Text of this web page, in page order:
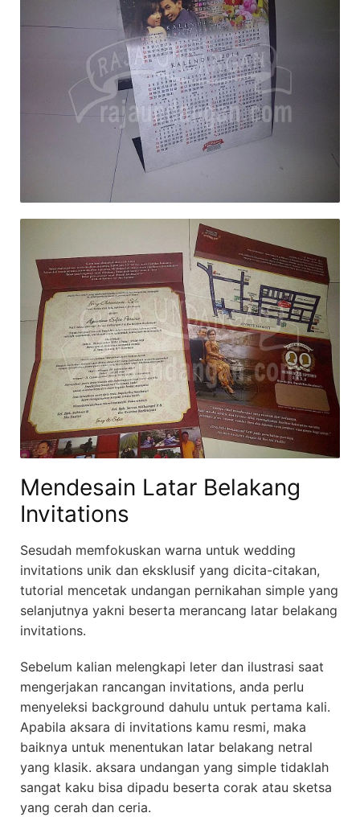
Mendesain Latar Belakang
Invitations
Sesudah memfokuskan warna untuk wedding
invitations unik dan eksklusif yang dicita-citakan,
tutorial mencetak undangan pernikahan simple yang
selanjutnya yakni beserta merancang latar belakang
invitations.
Sebelum kalian melengkapi leter dan ilustrasi saat
mengerjakan rancangan invitations, anda perlu
menyeleksi background dahulu untuk pertama kali.
Apabila aksara di invitations kamu resmi, maka
baiknya untuk menentukan latar belakang netral
yang klasik. aksara undangan yang simple tidaklah
sangat kaku bisa dipadu beserta corak atau sketsa
yang cerah dan ceria.